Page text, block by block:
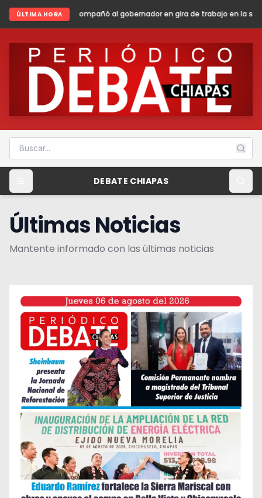
ÚLTIMA HORA
al gobernador en gira de trabajo en la sierra madre de Chiapas
DEBATE CHIAPAS
Últimas Noticias
Mantente informado con las últimas noticias